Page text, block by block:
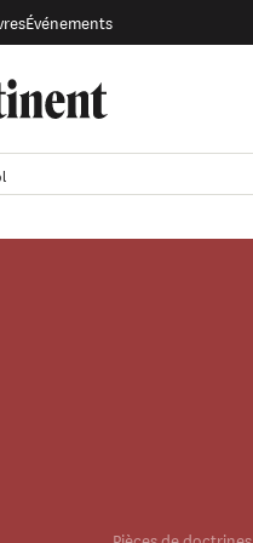
Événements